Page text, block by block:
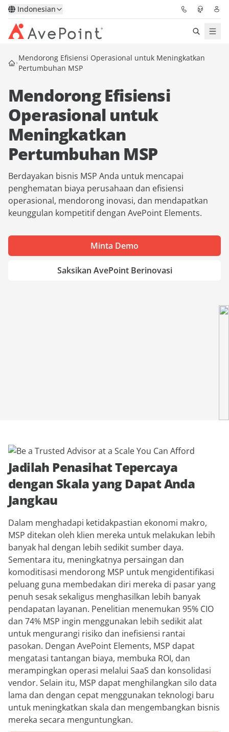
Indonesian
Solutions
Confidence Platform
Pricing
Partners
About
Mendorong Efisiensi Operasional untuk Meningkatkan
Pertumbuhan MSP
Mendorong Efisiensi
Operasional untuk
Meningkatkan
Pertumbuhan MSP
Berdayakan bisnis MSP Anda untuk mencapai
penghematan biaya perusahaan dan efisiensi
operasional, mendorong inovasi, dan mendapatkan
keunggulan kompetitif dengan AvePoint Elements.
Minta Demo
Saksikan AvePoint Berinovasi
Jadilah Penasihat Tepercaya
dengan Skala yang Dapat Anda
Jangkau
Dalam menghadapi ketidakpastian ekonomi makro,
MSP ditekan oleh klien mereka untuk melakukan lebih
banyak hal dengan lebih sedikit sumber daya.
Sementara itu, meningkatnya persaingan dan
komoditisasi mendorong MSP untuk mengidentifikasi
peluang guna membedakan diri mereka di pasar yang
penuh sesak sekaligus menghasilkan lebih banyak
pendapatan layanan. Penelitian menemukan 95% CIO
dan 74% MSP ingin menggunakan lebih sedikit alat
untuk mengurangi risiko dan inefisiensi rantai
pasokan. Dengan AvePoint Elements, MSP dapat
mengatasi tantangan biaya, membuka ROI, dan
merampingkan operasi melalui SaaS dan konsolidasi
vendor. Selain itu, MSP dapat menghilangkan silo data
lama dan dengan cepat menggunakan teknologi baru
untuk meningkatkan skala dan mengembangkan bisnis
mereka secara menguntungkan.